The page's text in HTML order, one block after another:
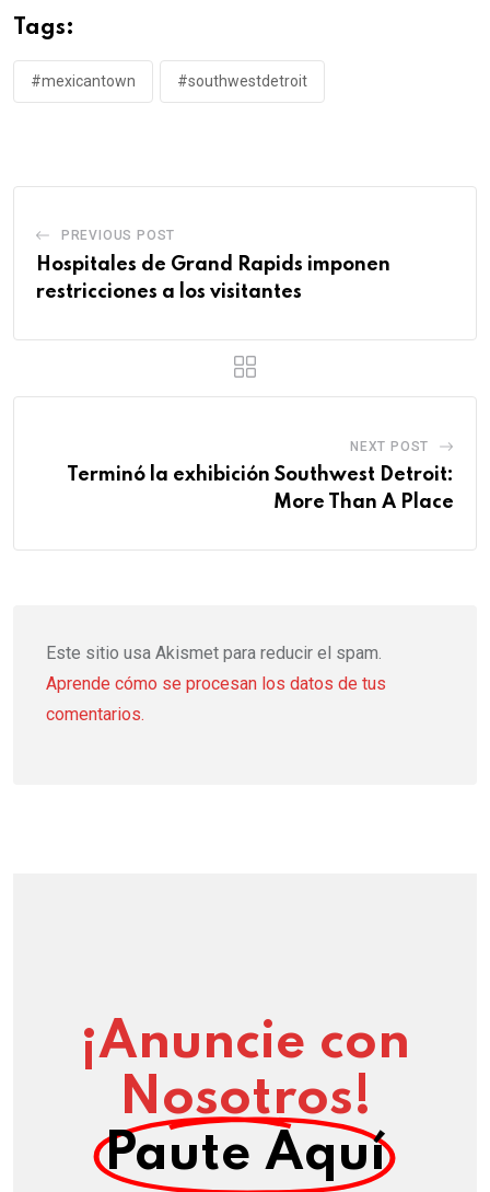
Tags:
#mexicantown #southwestdetroit
PREVIOUS POST
Hospitales de Grand Rapids imponen
restricciones a los visitantes
NEXT POST
Terminó la exhibición Southwest Detroit:
More Than A Place
Este sitio usa Akismet para reducir el spam.
Aprende cómo se procesan los datos de tus
comentarios.
¡Anuncie con
Nosotros!
Paute Aquí